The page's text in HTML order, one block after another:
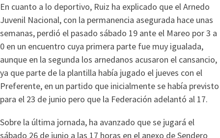
En cuanto a lo deportivo, Ruiz ha explicado que el Arnedo
Juvenil Nacional, con la permanencia asegurada hace unas
semanas, perdió el pasado sábado 19 ante el Mareo por 3 a
0 en un encuentro cuya primera parte fue muy igualada,
aunque en la segunda los arnedanos acusaron el cansancio,
ya que parte de la plantilla había jugado el jueves con el
Preferente, en un partido que inicialmente se había previsto
para el 23 de junio pero que la Federación adelantó al 17.
Sobre la última jornada, ha avanzado que se jugará el
sábado 26 de junio a las 17 horas en el anexo de Sendero